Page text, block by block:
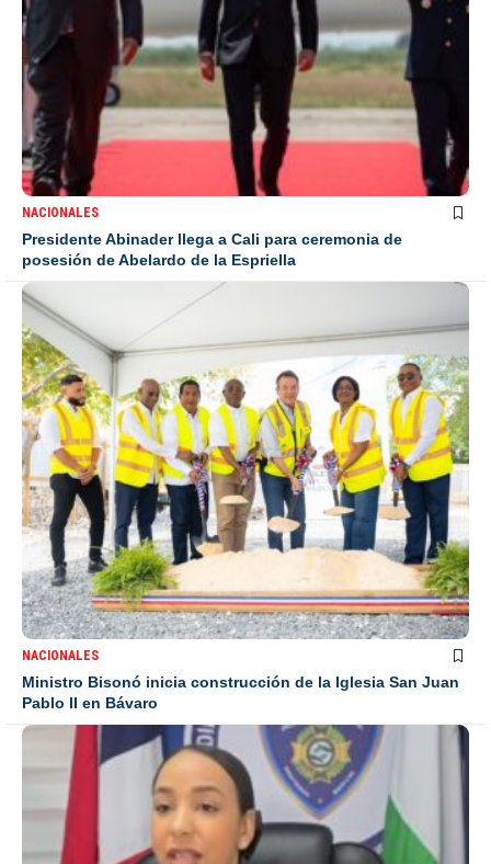
NACIONALES
Presidente Abinader llega a Cali para ceremonia de
posesión de Abelardo de la Espriella
NACIONALES
Ministro Bisonó inicia construcción de la Iglesia San Juan
Pablo II en Bávaro